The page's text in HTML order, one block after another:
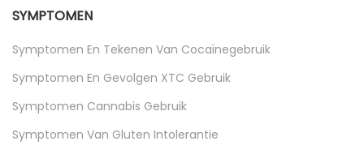
SYMPTOMEN
Symptomen En Tekenen Van Cocaïnegebruik
Symptomen En Gevolgen XTC Gebruik
Symptomen Cannabis Gebruik
Symptomen Van Gluten Intolerantie